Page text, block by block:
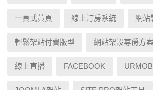
一頁式黃頁 線上訂房系統 網站
輕鬆架站付費版型 網站架設尊爵方
線上直播 FACEBOOK